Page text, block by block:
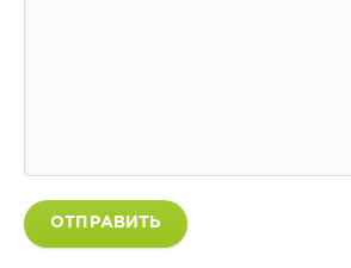
ОТПРАВИТЬ